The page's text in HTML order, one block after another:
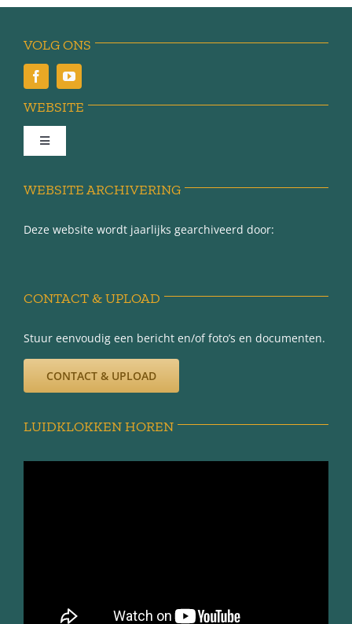
VOLG ONS
WEBSITE
Toggle
Over Minnertsga
Privacy-verklaring
WEBSITE ARCHIVERING
Deze website wordt jaarlijks gearchiveerd door:
CONTACT & UPLOAD
Stuur eenvoudig een bericht en/of foto’s en documenten.
CONTACT & UPLOAD
LUIDKLOKKEN HOREN